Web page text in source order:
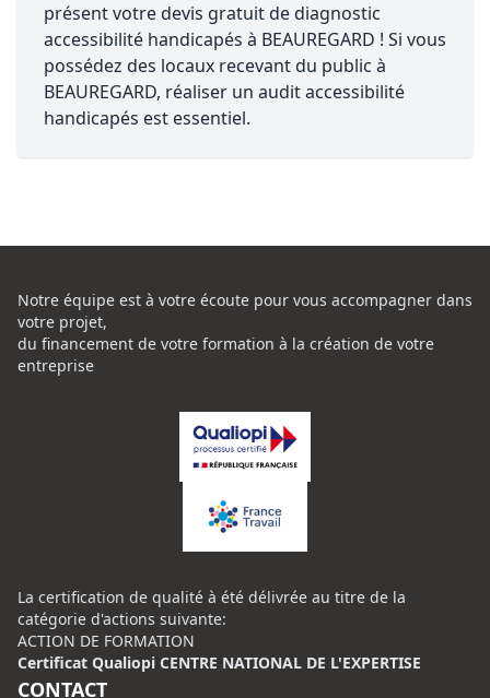
présent votre devis gratuit de diagnostic
accessibilité handicapés à BEAUREGARD ! Si vous
possédez des locaux recevant du public à
BEAUREGARD, réaliser un audit accessibilité
handicapés est essentiel.
Notre équipe est à votre écoute pour vous accompagner dans
votre projet,
du financement de votre formation à la création de votre
entreprise
La certification de qualité à été délivrée au titre de la
catégorie d'actions suivante:
ACTION DE FORMATION
Certificat Qualiopi CENTRE NATIONAL DE L'EXPERTISE
CONTACT